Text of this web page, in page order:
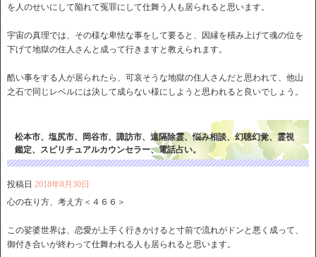
を人のせいにして陥れて冤罪にして仕舞う人も居られると思います。
宇宙の真理では、その様な卑怯な事をして要ると、因縁を積み上げて魂の位を
下げて地獄の住人さんと成って行きますと教えられます。
酷い事をする人が居られたら、可哀そうな地獄の住人さんだと思われて、他山
之石で同じレベルには決して成らない様にしようと思われると良いでしょう。
松本市、塩尻市、岡谷市、諏訪市、遠隔除霊、悩み相談、幻聴幻覚、霊視
鑑定、スピリチュアルカウンセラー、電話占い。
投稿日 2018年8月30日
心の在り方、考え方＜４６６＞
この娑婆世界は、恋愛が上手く行きかけると寸前で流れがドンと悪く成って、
御付き合いが終わって仕舞われる人も居られると思います。